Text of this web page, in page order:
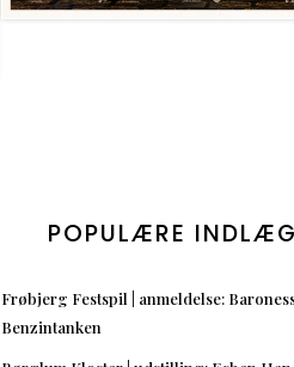
POPULÆRE INDLÆG
Frøbjerg Festspil | anmeldelse:
Benzintanken